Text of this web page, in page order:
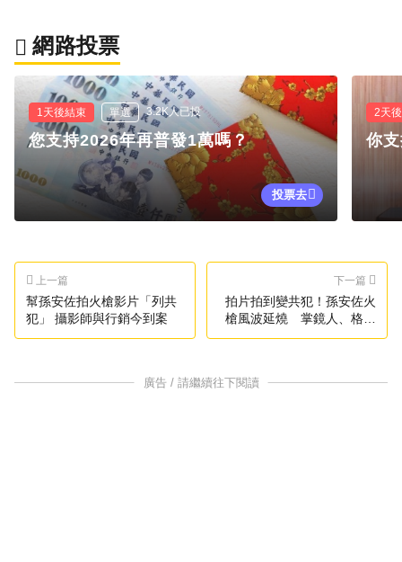
網路投票
1天後結束 單選 3.2K人已投
您支持2026年再普發1萬嗎？
投票去
2天
你
上一篇
幫孫安佐拍火槍影片「列共
犯」 攝影師與行銷今到案
下一篇
拍片拍到變共犯！孫安佐火
槍風波延燒 掌鏡人、格鬥
賽執行長雙雙列被告
廣告 / 請繼續往下閱讀